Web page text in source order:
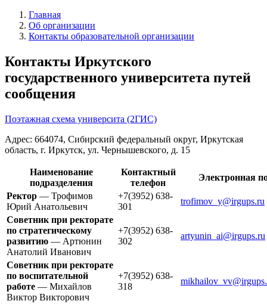
Главная
Об организации
Контакты образовательной организации
Контакты Иркутского
государственного университета путей
сообщения
Поэтажная схема университа (2ГИС)
Адрес: 664074, Сибирский федеральный округ, Иркутская
область, г. Иркутск, ул. Чернышевского, д. 15
Наименование
подразделения
Контактный
телефон
Электронная
Ректор — Трофимов
Юрий Анатольевич
+7(3952) 638-
301
trofimov_y@irgups.ru
Советник при ректорате
по стратегическому
развитию — Артюнин
Анатолий Иванович
+7(3952) 638-
302
artyunin_ai@irgups.ru
Советник при ректорате
по воспитательной
работе — Михайлов
Виктор Викторович
+7(3952) 638-
318